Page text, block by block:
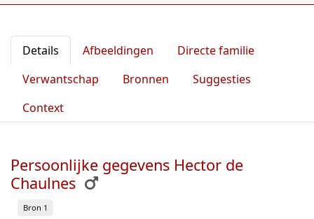
Details Afbeeldingen
Directe familie
Verwantschap
Bronnen
Suggesties
Context
Persoonlijke gegevens Hector de
Chaulnes
Bron 1